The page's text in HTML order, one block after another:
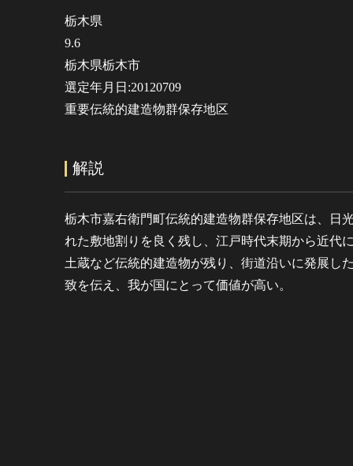
栃木県
9.6
栃木県栃木市
選定年月日:20120709
重要伝統的建造物群保存地区
解説
栃木市嘉右衛門町伝統的建造物群保存地区は、日
れた敷地割りを良く残し、江戸時代末期から近代
土蔵など伝統的建造物が残り、街道沿いに発展し
致を伝え、我が国にとって価値が高い。